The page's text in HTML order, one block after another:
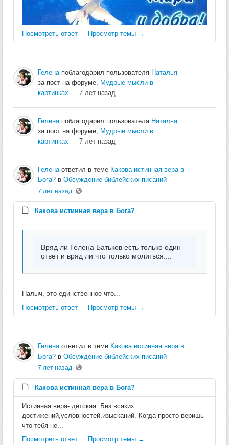
Посмотреть ответ Просмотр темы →
Геленапоблагодарил пользователя Наталья
за пост на форуме, Мудрые мысли в
картинках — 7 лет назад
Геленапоблагодарил пользователя Наталья
за пост на форуме, Мудрые мысли в
картинках — 7 лет назад
Геленаответил в теме Какова истинная вера в
Бога? в Обсуждение библейских писаний
7 лет назад
Какова истинная вера в Бога?
Вряд ли Гелена Батьков есть только один
ответ и вряд ли что только молиться....
Палыч, это единственное что...
Посмотреть ответ
Просмотр темы →
Геленаответил в теме Какова истинная вера в
Бога? в Обсуждение библейских писаний
7 лет назад
Какова истинная вера в Бога?
Истинная вера- детская. Без всяких
достижений,условностей,изысканий. Когда просто веришь
что тебя не...
Посмотреть ответ
Просмотр темы →